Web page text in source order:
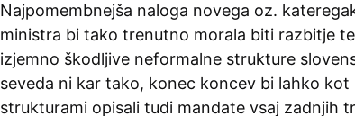
Najpomembnejša naloga novega oz.
ministra bi tako trenutno morala biti razbitje
izjemno škodljive neformalne strukture
seveda ni kar tako, konec koncev bi lahko kot
strukturami opisali tudi mandate vsaj zadnjih